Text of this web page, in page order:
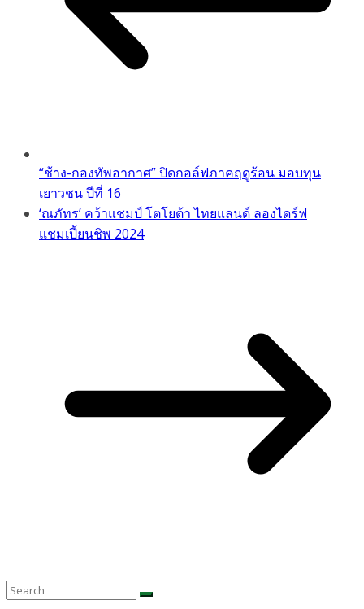
“ช้าง-กองทัพอากาศ” ปิดกอล์ฟภาคฤดูร้อน มอบทุน
เยาวชน ปีที่ 16
‘ณภัทร’ คว้าแชมป์ โตโยต้า ไทยแลนด์ ลองไดร์ฟ
แชมเปี้ยนชิพ 2024